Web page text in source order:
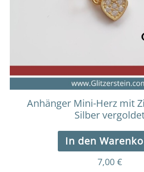
Anhänger Mini-Herz mit
Silber
In den
7,00 €